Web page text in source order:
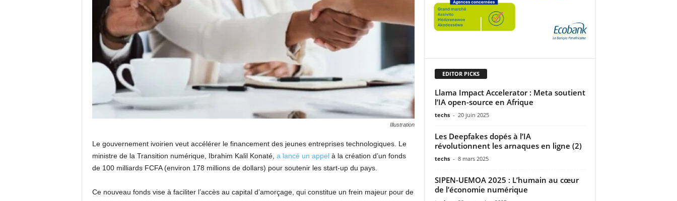
Illustration
Le gouvernement ivoirien veut accélérer le financement des jeunes entreprises technologiques. Le
ministre de la Transition numérique, Ibrahim Kalil Konaté, a lancé un appel à la création d’un fonds
de 100 milliards FCFA (environ 178 millions de dollars) pour soutenir les start-up du pays.
Ce nouveau fonds vise à faciliter l’accès au capital d’amorçage, qui constitue un frein majeur pour de
EDITOR PICKS
Llama Impact Accelerator : Meta soutient
l’IA open-source en Afrique
techs - 20 juin 2025
Les Deepfakes dopés à l’IA
révolutionnent les arnaques en ligne (2)
techs - 8 mars 2025
SIPEN-UEMOA 2025 : L’humain au cœur
de l’économie numérique